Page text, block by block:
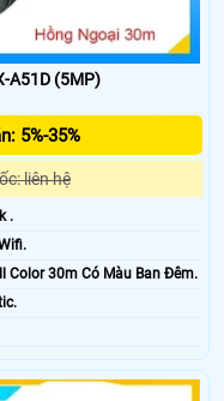
A51D (5MP)
5%-35%
liên hệ
.
Color 30m Có Màu Ban Ðêm.